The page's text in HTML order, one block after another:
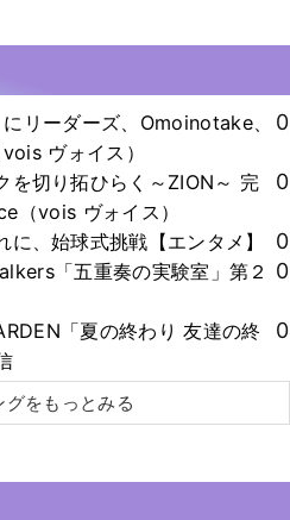
にリーダーズ、Omoinotake、
ヴォイス）
0
を切り拓ひらく～ZION～ 完
（vois ヴォイス）
0
に、始球式挑戦【エンタメ】
0
「五重奏の実験室」第２ 0
「夏の終わり 友達の終
0
グをもっとみる